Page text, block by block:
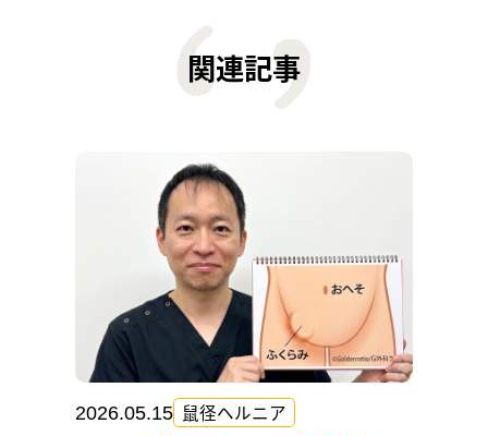
関連記事
2026.05.15 鼠径ヘルニア